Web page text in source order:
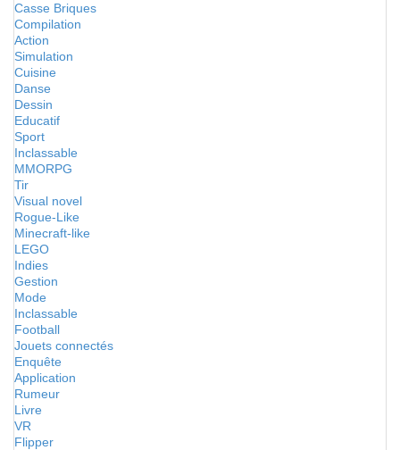
Casse Briques
Compilation
Action
Simulation
Cuisine
Danse
Dessin
Educatif
Sport
Inclassable
MMORPG
Tir
Visual novel
Rogue-Like
Minecraft-like
LEGO
Indies
Gestion
Mode
Inclassable
Football
Jouets connectés
Enquête
Application
Rumeur
Livre
VR
Flipper